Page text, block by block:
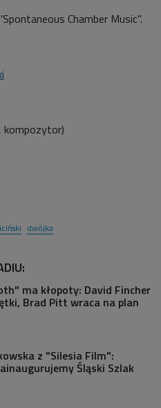
Chamber Music".
kompozytor)
dwójka
ma kłopoty: David Fincher
Brad Pitt wraca na plan
z "Silesia Film":
Śląski Szlak